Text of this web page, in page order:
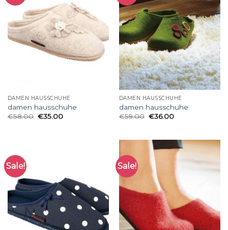
DAMEN HAUSSCHUHE
damen hausschuhe
€58.00 €35.00
DAMEN HAUSSCHUHE
damen hausschuhe
€59.00 €36.00
Sale! Sale!